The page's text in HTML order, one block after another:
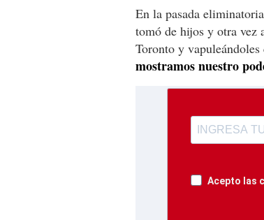
En la pasada
tomó de hijos y otra vez
Toronto y vapuleándoles
mostramos nuestro
Acepto las